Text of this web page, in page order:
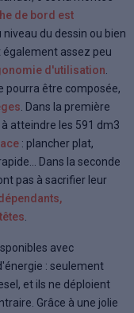
de bord est
niveau du dessin ou bien
assez peu
d'utilisation
pourra être composée,
. Dans la première
atteindre les 591 dm3
: plancher plat,
Dans la seconde
pas à sacrifier leur
avec
: seulement
et ils ne déploient
Grâce à une jolie